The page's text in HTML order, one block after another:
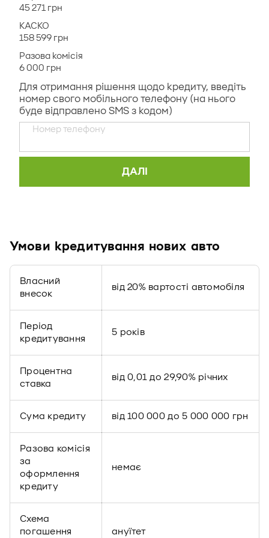
Умови кредитування нових авто
Власний
внесок
від 20% вартості автомобіля
Період
кредитування
5 років
Процентна
ставка
від 0,01 до 29,90% річних
Сума кредиту від 100 000 до 5 000 000 грн
Разова комісія
за
оформлення
кредиту
немає
Схема
погашення
ануїтет